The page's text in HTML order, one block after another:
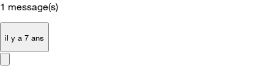
1 message(s)
il y a 7 ans